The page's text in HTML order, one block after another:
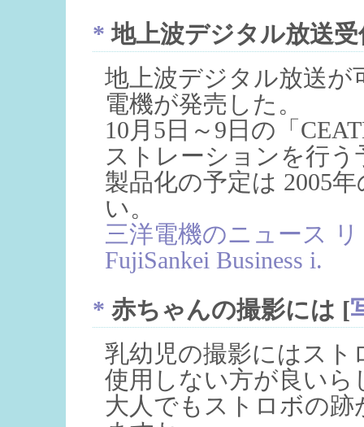
* 地上波デジタル放送
地上波デジタル放送が
電機が発売した。
10月5日～9日の「
ストレーションを行う
製品化の予定は 2005
い。
三洋電機のニュース
FujiSankei Business i.
* 赤ちゃんの撮影には [
乳幼児の撮影にはス
使用しない方が良いら
大人でもストロボの